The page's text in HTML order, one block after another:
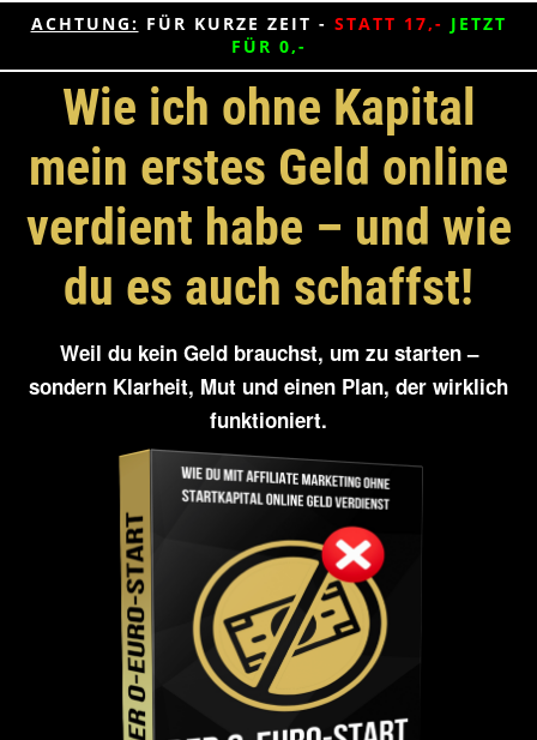
ACHTUNG: FÜR KURZE ZEIT - STATT 17,- JETZT
FÜR 0,-
Wie ich ohne Kapital
mein erstes Geld online
verdient habe – und wie
du es auch schaffst!
Weil du kein Geld brauchst, um zu starten –
sondern Klarheit, Mut und einen Plan, der wirklich
funktioniert.